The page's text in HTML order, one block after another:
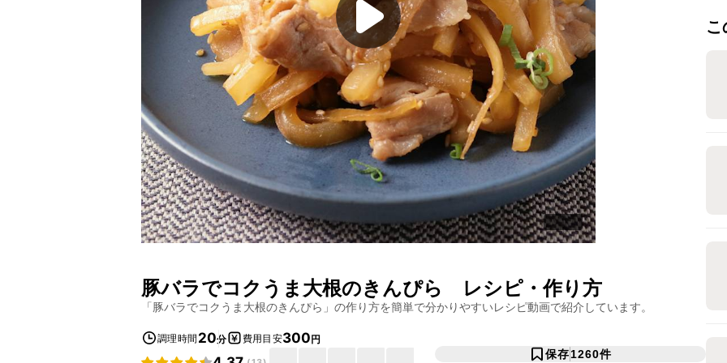
豚バラでコクうま大根のきんぴら レシピ・作り方
「豚バラでコクうま大根のきんぴら 」の作り方を簡単で分かりやすいレシピ動画で紹介しています。
調理時間 20分 費用目安300円
保存1260件